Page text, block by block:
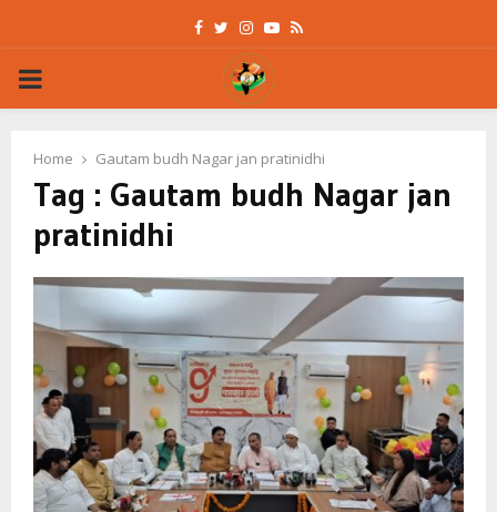
Facebook
Twitter
Instagram
Youtube
Rss
PRIMARY
Home Gautam budh Nagar jan pratinidhi
Tag : Gautam budh Nagar jan
pratinidhi